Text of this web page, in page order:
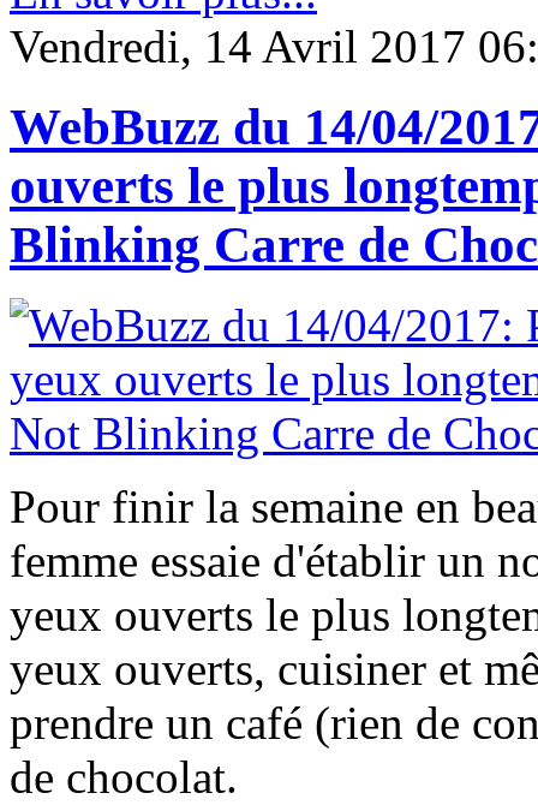
Vendredi, 14 Avril 2017
WebBuzz du 14/04/
ouverts le plus
Blinking Carre de
Pour finir la semaine en
femme essaie d'établir un
yeux ouverts le plus
yeux ouverts, cuisiner et
prendre un café (rien de
de chocolat.